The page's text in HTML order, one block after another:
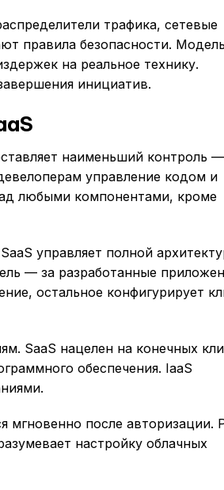
трафика, сетевые
правила безопасности.
на реальное технику.
инициатив.
наименьший контроль —
управление кодом и
любыми компонентами, кроме
управляет полной
— за разработанные
остальное конфигурирует
SaaS нацелен на конечных
обеспечения. IaaS
мгновенно после авторизации.
настройку облачных